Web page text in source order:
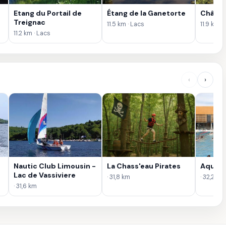
Etang du Portail de
Treignac
11.2 km · Lacs
Étang de la Ganetorte
11.5 km · Lacs 11.9 km ·
‹ ›
Nautic Club Limousin -
Lac de Vassiviere
· 31,6 km
La Chass'eau Pirates
· 31,8 km · 32,2 km